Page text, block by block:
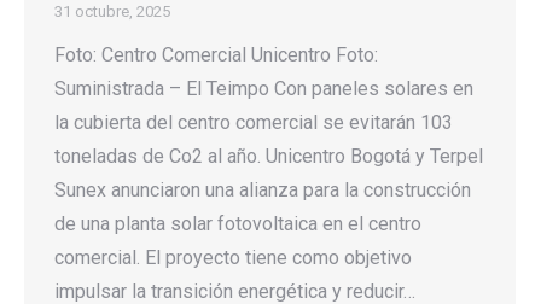
31 octubre, 2025
Foto: Centro Comercial Unicentro Foto:
Suministrada – El Teimpo Con paneles solares en
la cubierta del centro comercial se evitarán 103
toneladas de Co2 al año. Unicentro Bogotá y Terpel
Sunex anunciaron una alianza para la construcción
de una planta solar fotovoltaica en el centro
comercial. El proyecto tiene como objetivo
impulsar la transición energética y reducir…